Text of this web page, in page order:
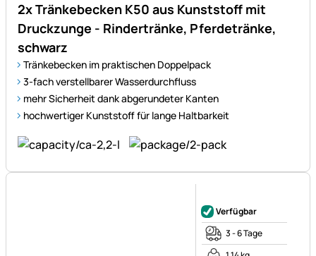
hochwertiger Kunststoff für lange Haltbarkeit
Tränkebecken K50 mit Druckzunge aus
Verfügbar
1,14 kg
81420
31,90CHF
Steuerhinweis:
inkl. MwSt. und Zölle
zzgl. Versandkosten